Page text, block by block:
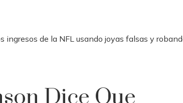
ingresos de la NFL usando joyas falsas y
Dice Que